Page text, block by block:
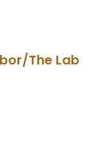
The Lab